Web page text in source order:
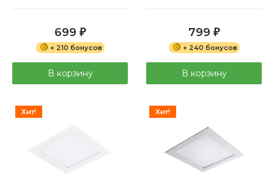
699 ₽
+ 210 бонусов
В корзину
799 ₽
+ 240 бонусов
В корзину
Хит! Хит!